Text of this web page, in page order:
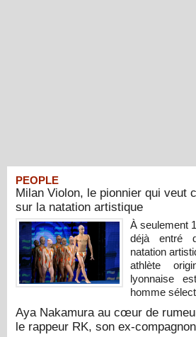
PEOPLE
Milan Violon, le pionnier qui veut
sur la natation artistique
À seulement
déjà entré
natation
athlète
lyonnaise
homme
Aya Nakamura au cœur de
le rappeur RK, son ex-